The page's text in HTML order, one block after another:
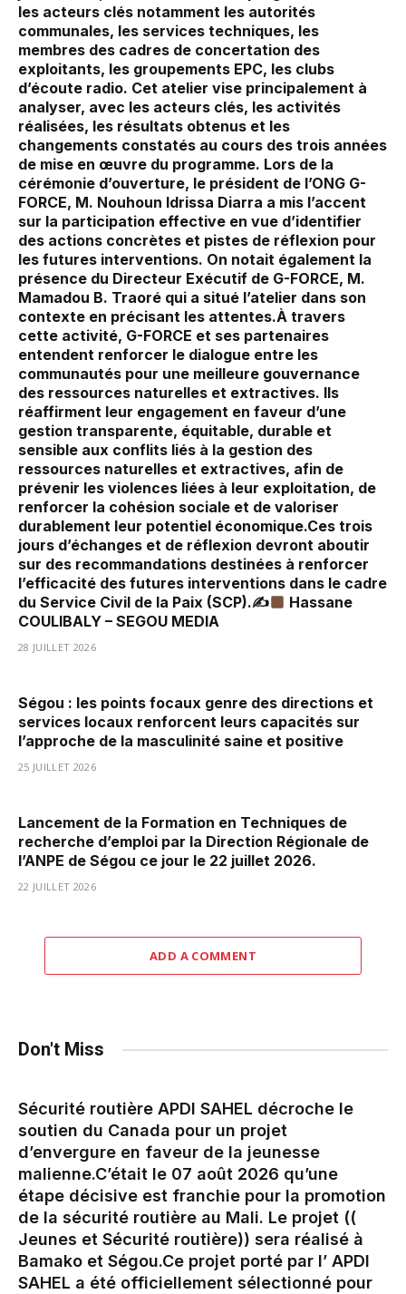
les acteurs clés notamment les autorités
communales, les services techniques, les
membres des cadres de concertation des
exploitants, les groupements EPC, les clubs
d’écoute radio. Cet atelier vise principalement à
analyser, avec les acteurs clés, les activités
réalisées, les résultats obtenus et les
changements constatés au cours des trois années
de mise en œuvre du programme. Lors de la
cérémonie d’ouverture, le président de l’ONG G-
FORCE, M. Nouhoun Idrissa Diarra a mis l’accent
sur la participation effective en vue d’identifier
des actions concrètes et pistes de réflexion pour
les futures interventions. On notait également la
présence du Directeur Exécutif de G-FORCE, M.
Mamadou B. Traoré qui a situé l’atelier dans son
contexte en précisant les attentes.À travers
cette activité, G-FORCE et ses partenaires
entendent renforcer le dialogue entre les
communautés pour une meilleure gouvernance
des ressources naturelles et extractives. Ils
réaffirment leur engagement en faveur d’une
gestion transparente, équitable, durable et
sensible aux conflits liés à la gestion des
ressources naturelles et extractives, afin de
prévenir les violences liées à leur exploitation, de
renforcer la cohésion sociale et de valoriser
durablement leur potentiel économique.Ces trois
jours d’échanges et de réflexion devront aboutir
sur des recommandations destinées à renforcer
l’efficacité des futures interventions dans le cadre
du Service Civil de la Paix (SCP).✍
Hassane
COULIBALY – SEGOU MEDIA
28 JUILLET 2026
Ségou : les points focaux genre des directions et
services locaux renforcent leurs capacités sur
l’approche de la masculinité saine et positive
25 JUILLET 2026
Lancement de la Formation en Techniques de
recherche d’emploi par la Direction Régionale de
l’ANPE de Ségou ce jour le 22 juillet 2026.
22 JUILLET 2026
ADD A COMMENT
Don't Miss
Sécurité routière APDI SAHEL décroche le
soutien du Canada pour un projet
d’envergure en faveur de la jeunesse
malienne.‎‎C’était le 07 août 2026 qu’une
étape décisive est franchie pour la promotion
de la sécurité routière au Mali. Le projet ((
Jeunes et Sécurité routière)) sera réalisé à
Bamako et Ségou.‎Ce projet porté par l’ APDI
SAHEL a été officiellement sélectionné pour